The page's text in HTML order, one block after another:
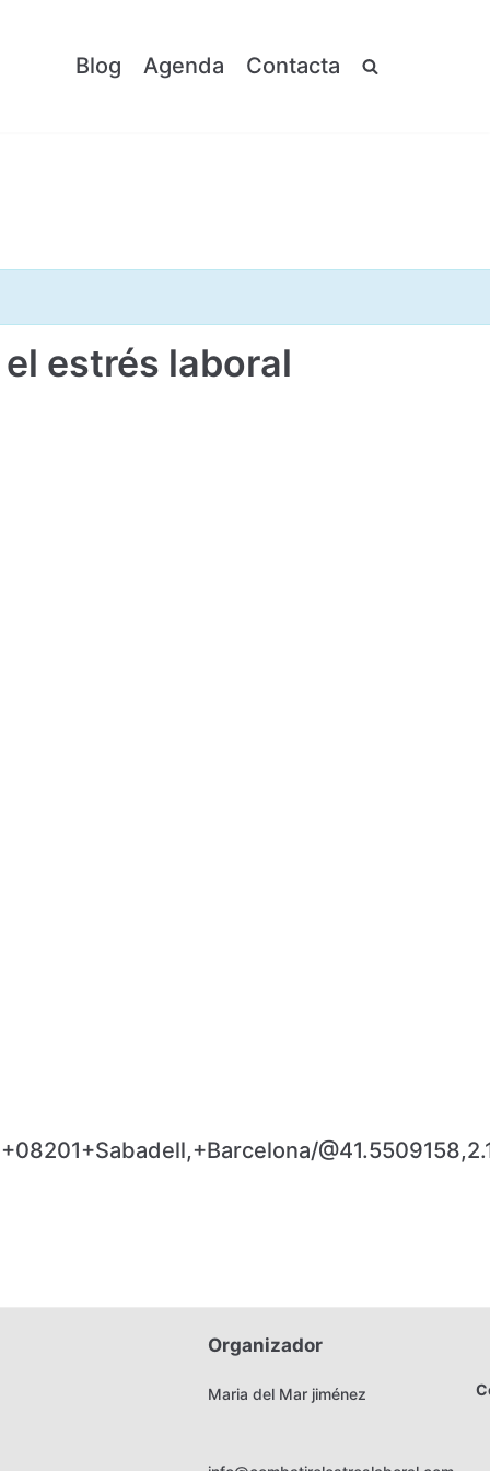
Blog Agenda Contacta
estrés laboral
Organizador
Maria del Mar jiménez